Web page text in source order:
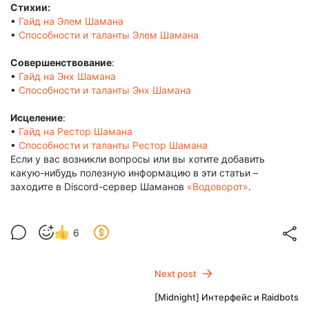
Стихии:
• Гайд на Элем Шамана
• Способности и таланты Элем Шамана
Совершенствование:
• Гайд на Энх Шамана
• Способности и таланты Энх Шамана
Исцеление:
• Гайд на Рестор Шамана
• Способности и таланты Рестор Шамана
Если у вас возникли вопросы или вы хотите добавить
какую-нибудь полезную информацию в эти статьи –
заходите в Discord-сервер Шаманов «Водоворот».
6
Next post
[Midnight] Интерфейс и Raidbots